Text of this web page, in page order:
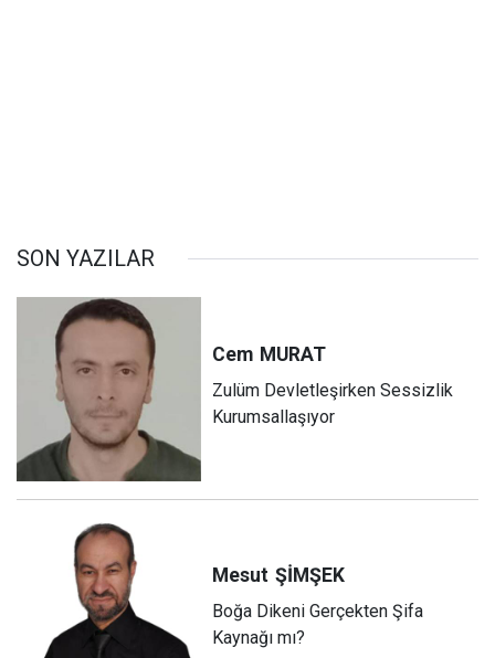
SON YAZILAR
Cem MURAT
Zulüm Devletleşirken Sessizlik
Kurumsallaşıyor
Mesut ŞİMŞEK
Boğa Dikeni Gerçekten Şifa
Kaynağı mı?